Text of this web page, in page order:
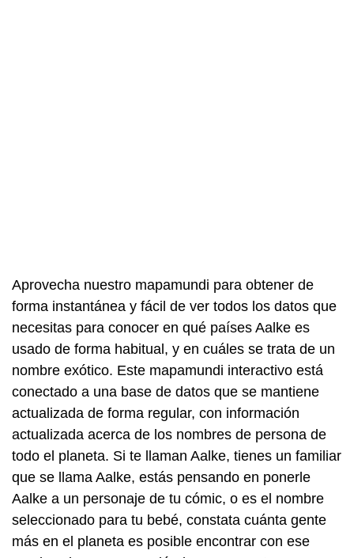
Aprovecha nuestro mapamundi para obtener de
forma instantánea y fácil de ver todos los datos que
necesitas para conocer en qué países Aalke es
usado de forma habitual, y en cuáles se trata de un
nombre exótico. Este mapamundi interactivo está
conectado a una base de datos que se mantiene
actualizada de forma regular, con información
actualizada acerca de los nombres de persona de
todo el planeta. Si te llaman Aalke, tienes un familiar
que se llama Aalke, estás pensando en ponerle
Aalke a un personaje de tu cómic, o es el nombre
seleccionado para tu bebé, constata cuánta gente
más en el planeta es posible encontrar con ese